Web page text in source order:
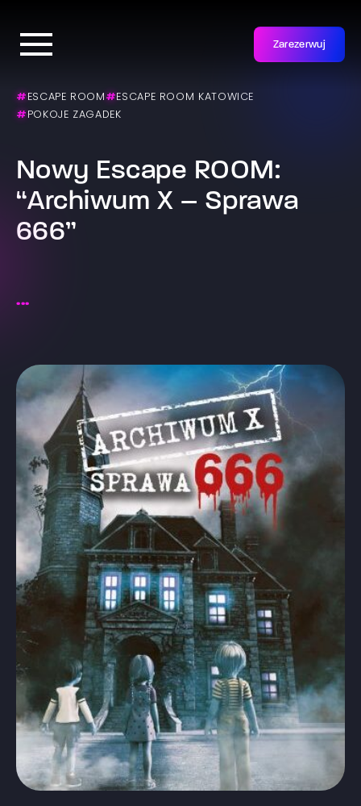
Zarezerwuj
# ESCAPE ROOM # ESCAPE ROOM KATOWICE
# POKOJE ZAGADEK
Nowy Escape ROOM:
“Archiwum X – Sprawa
666”
...